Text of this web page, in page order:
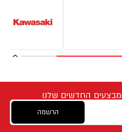
החדשים שלנו
הרשמה